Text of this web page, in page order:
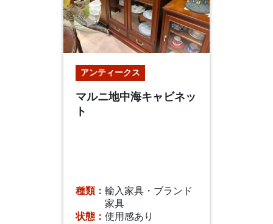
アンティークス
マルニ地中海キャビネッ
ト
種類： 輸入家具・ブランド
家具
状態： 使用感あり